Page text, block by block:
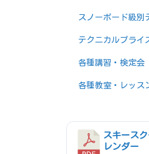
スノーボード級別
テクニカルプライ
各種講習・検定会
各種教室・レッス
スキース
レンダー